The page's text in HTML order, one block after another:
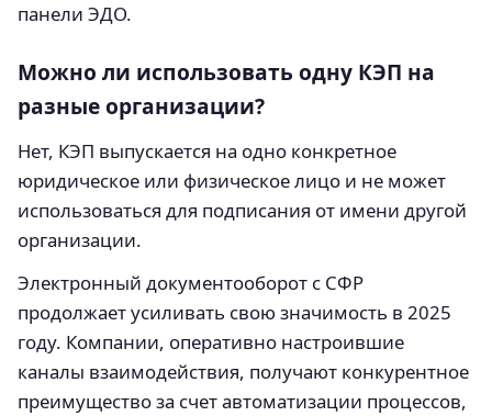
панели ЭДО.
Можно ли использовать одну КЭП на
разные организации?
Нет, КЭП выпускается на одно конкретное
юридическое или физическое лицо и не может
использоваться для подписания от имени другой
организации.
Электронный документооборот с СФР
продолжает усиливать свою значимость в 2025
году. Компании, оперативно настроившие
каналы взаимодействия, получают конкурентное
преимущество за счет автоматизации процессов,